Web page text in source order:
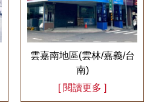
雲嘉南地區(雲林/嘉義/台
南)
[ 閱讀更多 ]